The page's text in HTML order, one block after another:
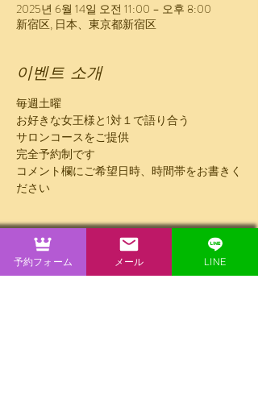
2025년 6월 14일 오전 11:00 – 오후 8:00
新宿区, 日本、東京都新宿区
이벤트 소개
毎週土曜
お好きな女王様と1対１で語り合う
サロンコースをご提供
完全予約制です
コメント欄にご希望日時、時間帯をお書きく
ださい
60分10000円
気が合えばその後のプレイも可能
予約フォーム メール LINE